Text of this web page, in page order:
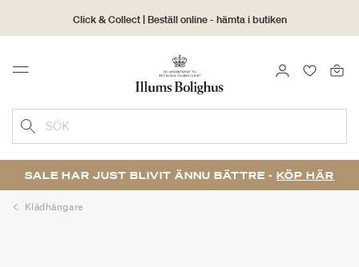
Click & Collect | Beställ online - hämta i butiken
30 dagars returrätt
Menu LOGGA IN
SÖK
SALE HAR JUST BLIVIT ÄNNU BÄTTRE - KÖP HÄR
Klädhängare